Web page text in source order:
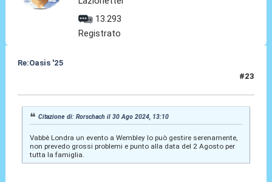
13.293
Registrato
Re:Oasis '25
#23
Citazione di: Rorschach il 30 Ago 2024, 13:10
Vabbè Londra un evento a Wembley lo può gestire serenamente,
non prevedo grossi problemi e punto alla data del 2 Agosto per
tutta la famiglia.